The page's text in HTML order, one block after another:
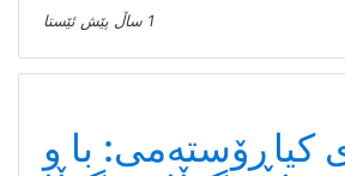
1 ساڵ پێش ئێستا
کیاڕۆستەمی: با و